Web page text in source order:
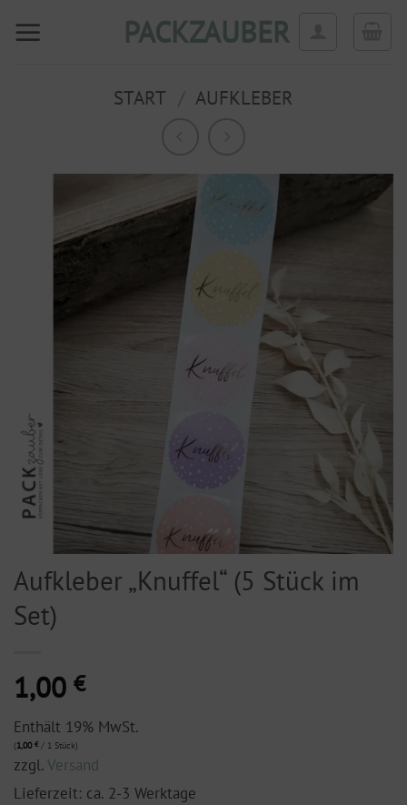
Inhalt
PACKZAUBER
START AUFKLEBER
Aufkleber „Knuffel“ (5 Stück im
Set)
1,00 €
Enthält 19% MwSt.
(1,00 €/ 1 Stück)
zzgl.Versand
Lieferzeit: ca. 2-3 Werktage